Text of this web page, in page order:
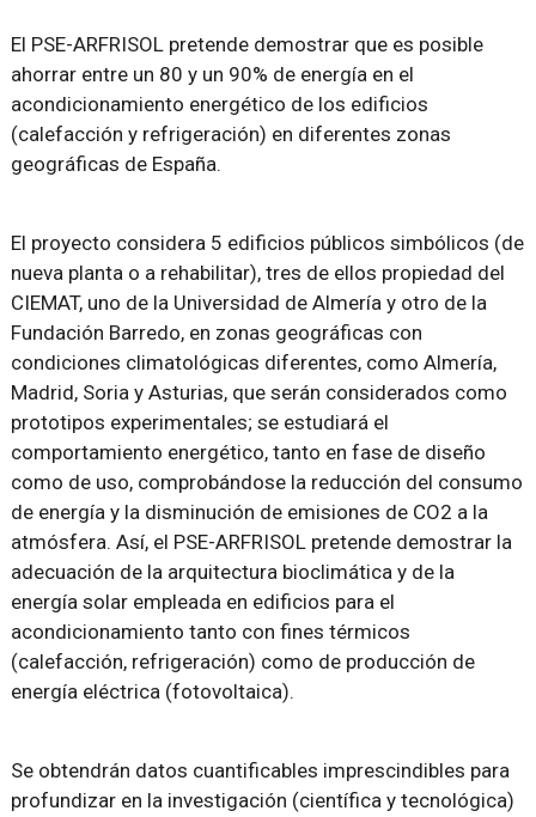
El PSE-ARFRISOL pretende demostrar que es posible
ahorrar entre un 80 y un 90% de energía en el
acondicionamiento energético de los edificios
(calefacción y refrigeración) en diferentes zonas
geográficas de España.
El proyecto considera 5 edificios públicos simbólicos (de
nueva planta o a rehabilitar), tres de ellos propiedad del
CIEMAT, uno de la Universidad de Almería y otro de la
Fundación Barredo, en zonas geográficas con
condiciones climatológicas diferentes, como Almería,
Madrid, Soria y Asturias, que serán considerados como
prototipos experimentales; se estudiará el
comportamiento energético, tanto en fase de diseño
como de uso, comprobándose la reducción del consumo
de energía y la disminución de emisiones de CO2 a la
atmósfera. Así, el PSE-ARFRISOL pretende demostrar la
adecuación de la arquitectura bioclimática y de la
energía solar empleada en edificios para el
acondicionamiento tanto con fines térmicos
(calefacción, refrigeración) como de producción de
energía eléctrica (fotovoltaica).
Se obtendrán datos cuantificables imprescindibles para
profundizar en la investigación (científica y tecnológica)